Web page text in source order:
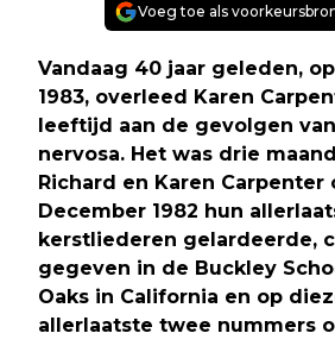
Voeg toe als
Vandaag 40 jaar geleden,
1983, overleed Karen
leeftijd aan de gevolgen
nervosa. Het was drie
Richard en Karen Carpenter
December 1982 hun
kerstliederen gelardeerde,
gegeven in de Buckley
Oaks in California en op
allerlaatste twee nummers